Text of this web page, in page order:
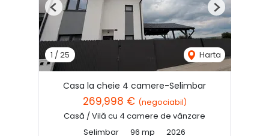
1 / 25 Harta
Previous Next
Casa la cheie 4 camere-Selimbar
269,998 € (negociabil)
Casă / Vilă cu 4 camere de vânzare
Selimbar
96 mp 2026